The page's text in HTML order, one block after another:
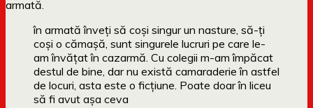
armată.
în armată înveți să coși singur un nasture, să-ți
coși o cămașă, sunt singurele lucruri pe care le-
am învățat în cazarmă. Cu colegii m-am împăcat
destul de bine, dar nu există camaraderie în astfel
de locuri, asta este o ficțiune. Poate doar în liceu
să fi avut așa ceva